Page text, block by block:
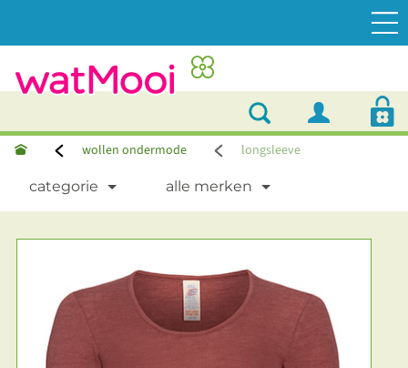
wollen ondermode longsleeve
categorie alle merken